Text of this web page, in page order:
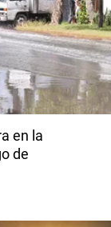
en la
de